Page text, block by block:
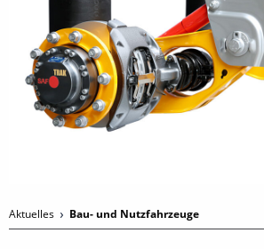
Aktuelles Bau- und Nutzfahrzeuge